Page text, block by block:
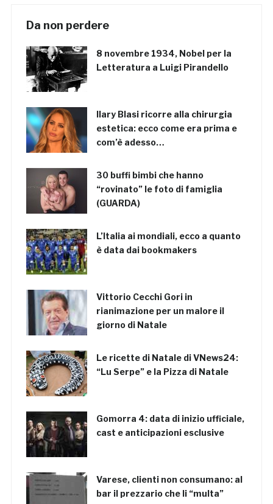
Da non perdere
8 novembre 1934, Nobel per la
Letteratura a Luigi Pirandello
Ilary Blasi ricorre alla chirurgia
estetica: ecco come era prima e
com’è adesso…
30 buffi bimbi che hanno
“rovinato” le foto di famiglia
(GUARDA)
L’Italia ai mondiali, ecco a quanto
è data dai bookmakers
Vittorio Cecchi Gori in
rianimazione per un malore il
giorno di Natale
Le ricette di Natale di VNews24:
“Lu Serpe” e la Pizza di Natale
Gomorra 4: data di inizio ufficiale,
cast e anticipazioni esclusive
Varese, clienti non consumano: al
bar il prezzario che li “multa”